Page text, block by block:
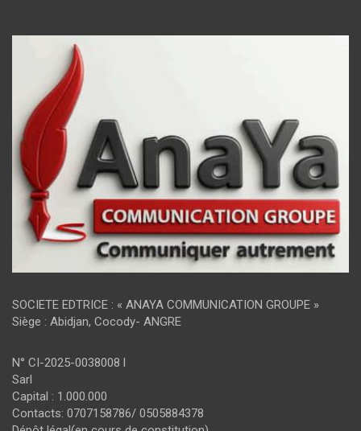
SOCIETE EDTRICE : « ANAYA COMMUNICATION GROUPE »
Siège : Abidjan, Cocody- ANGRE
N° CI-2025-0038008 l
Sarl
Capital : 1.000.000
Contacts: 0707158786/ 0505884378